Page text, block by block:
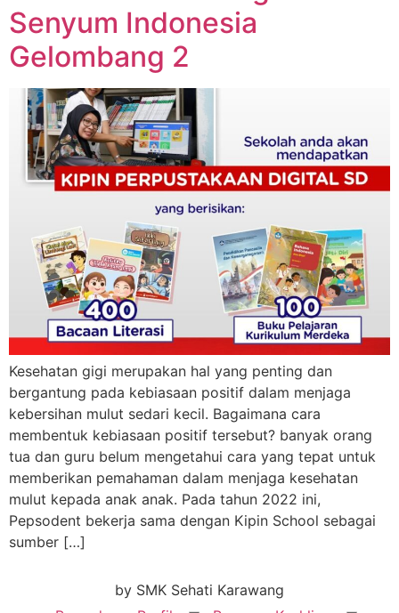
Senyum Indonesia
Gelombang 2
Kesehatan gigi merupakan hal yang penting dan
bergantung pada kebiasaan positif dalam menjaga
kebersihan mulut sedari kecil. Bagaimana cara
membentuk kebiasaan positif tersebut? banyak orang
tua dan guru belum mengetahui cara yang tepat untuk
memberikan pemahaman dalam menjaga kesehatan
mulut kepada anak anak. Pada tahun 2022 ini,
Pepsodent bekerja sama dengan Kipin School sebagai
sumber […]
by SMK Sehati Karawang